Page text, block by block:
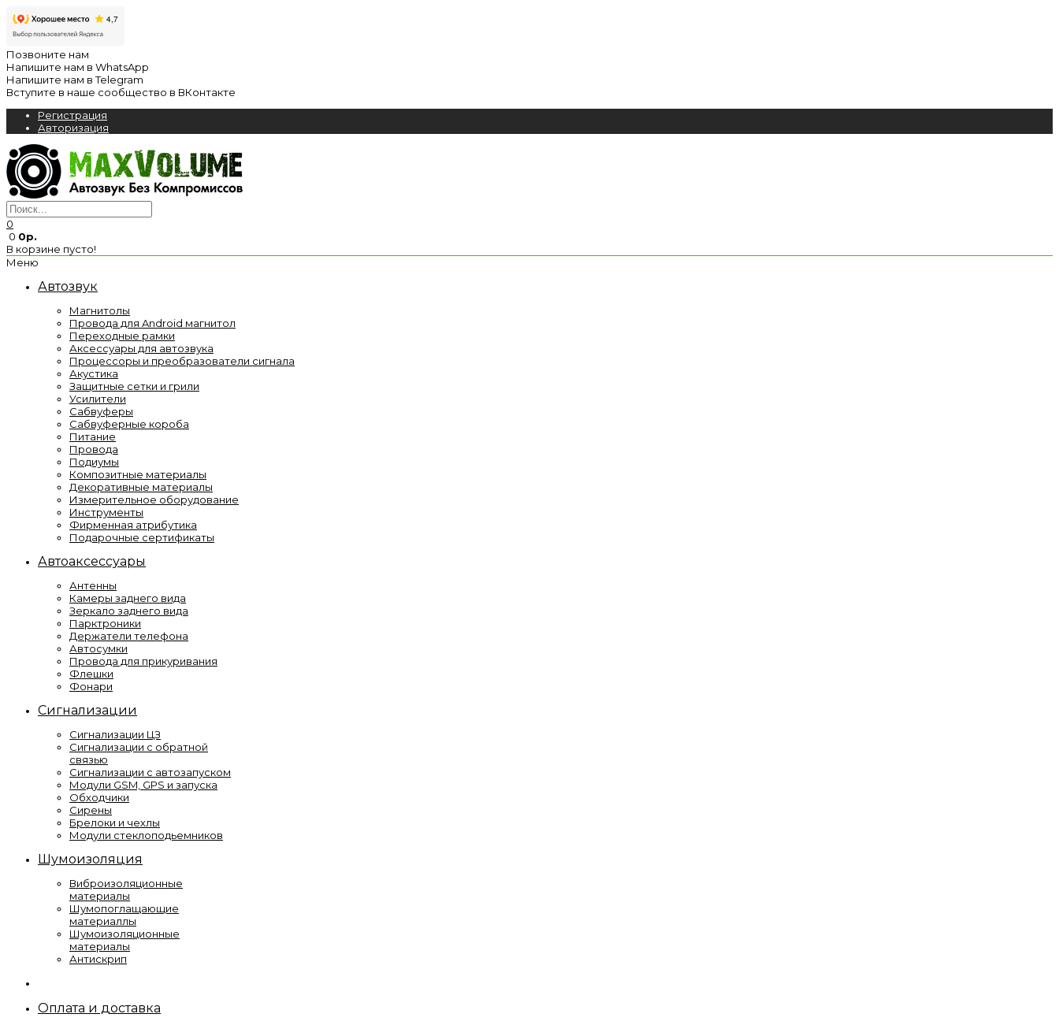
Позвоните нам
Напишите нам в WhatsApp
Напишите нам в Telegram
Вступите в наше сообщество в ВКонтакте
Регистрация
Авторизация
0
0 0р.
В корзине пусто!
Меню
Автозвук
Магнитолы
Провода для Android магнитол
Переходные рамки
Аксессуары для автозвука
Процессоры и преобразователи сигнала
Акустика
Защитные сетки и грили
Усилители
Сабвуферы
Сабвуферные короба
Питание
Провода
Подиумы
Композитные материалы
Декоративные материалы
Измерительное оборудование
Инструменты
Фирменная атрибутика
Подарочные сертификаты
Автоаксессуары
Антенны
Камеры заднего вида
Зеркало заднего вида
Парктроники
Держатели телефона
Автосумки
Провода для прикуривания
Флешки
Фонари
Сигнализации
Сигнализации ЦЗ
Сигнализации с обратной
связью
Сигнализации с автозапуском
Модули GSM, GPS и запуска
Обходчики
Сирены
Брелоки и чехлы
Модули стеклоподьемников
Шумоизоляция
Виброизоляционные
материалы
Шумопоглащающие
материаллы
Шумоизоляционные
материалы
Антискрип
Оплата и доставка